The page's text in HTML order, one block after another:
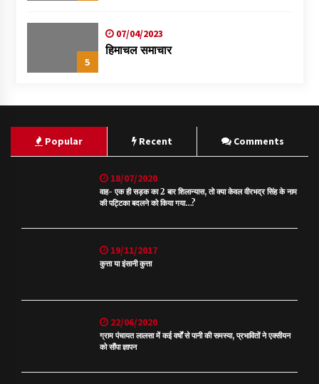
5
07/04/2023
हिमाचल समाचार
Popular Recent Comments
18/07/2020
वाह- एक ही सड़क का 2 बार शिलान्यास, तो क्या केवल वीरभद्र सिंह के नाम
की पट्टिका बदलने को किया गया…?
19/11/2017
कुत्ता या इंसानी कुत्ता
22/06/2020
ग्राम पंचायत लालसा में कई वर्षों से पानी की समस्या, प्रभावितों ने एक्सीयन
को सौंपा ज्ञापन